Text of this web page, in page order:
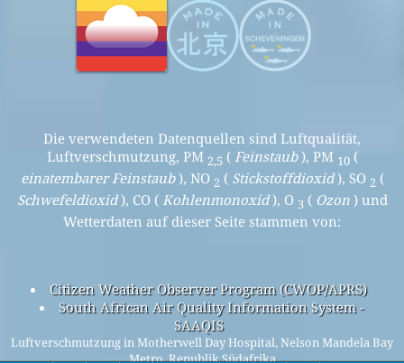
Die verwendeten Datenquellen sind Luftqualität,
Luftverschmutzung, PM 2,5 ( Feinstaub), PM 10(
einatembarer Feinstaub), NO 2 ( Stickstoffdioxid), SO 2 (
Schwefeldioxid), CO ( Kohlenmonoxid), O 3 ( Ozon) und
Wetterdaten auf dieser Seite stammen von:
Citizen Weather Observer Program (CWOP/APRS)
South African Air Quality Information System -
SAAQIS
Luftverschmutzung in Motherwell Day Hospital, Nelson Mandela Bay
Metro, Republik Südafrika